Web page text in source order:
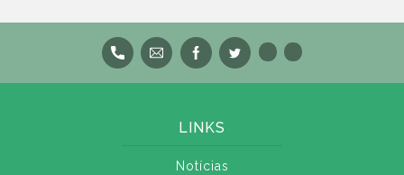
LINKS
Notícias